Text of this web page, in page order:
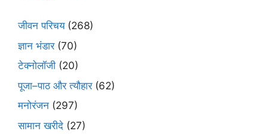
जीवन परिचय(268)
ज्ञान भंडार(70)
टेक्नोलॉजी (20)
पूजा–पाठ और त्यौहार(62)
मनोरंजन (297)
सामान खरीदे (27)